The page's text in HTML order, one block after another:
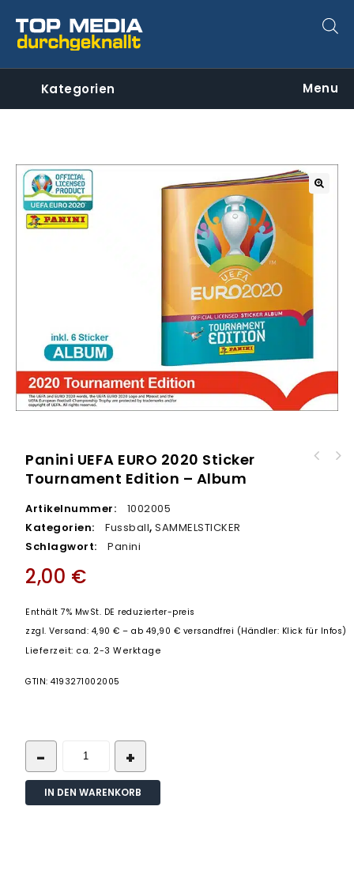
Kategorien Menu
Panini UEFA EURO 2020 Sticker
Tournament Edition – Album
Artikelnummer:
1002005
Kategorien:
Fussball,SAMMELSTICKER
Schlagwort:
Panini
2,00 €
Enthält 7% MwSt. DE reduzierter-preis
zzgl.Versand: 4,90 € – ab 49,90 € versandfrei (Händler: Klick für Infos)
Lieferzeit: ca. 2-3 Werktage
GTIN: 4193271002005
IN DEN WARENKORB